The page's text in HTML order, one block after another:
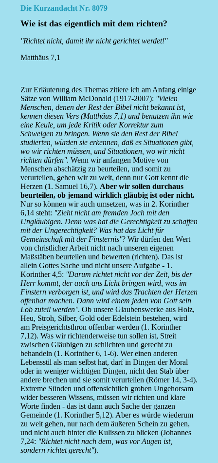
Die Kurzandacht Nr. 8079
Wie ist das eigentlich mit dem richten?
''Richtet nicht, damit ihr nicht gerichtet werdet!''
Matthäus 7,1
Zur Erläuterung des Themas zitiere ich am Anfang einige
Sätze von William McDonald (1917-2007): ''Vielen
Menschen, denen der Rest der Bibel nicht bekannt ist,
kennen diesen Vers (Matthäus 7,1) und benutzen ihn wie
eine Keule, um jede Kritik oder Korrektur zum
Schweigen zu bringen. Wenn sie den Rest der Bibel
studierten, würden sie erkennen, daß es Situationen gibt,
wo wir richten müssen, und Situationen, wo wir nicht
richten dürfen''. Wenn wir anfangen Motive von
Menschen abschätzig zu beurteilen, und somit zu
verurteilen, gehen wir zu weit, denn nur Gott kennt die
Herzen (1. Samuel 16,7). Aber wir sollen durchaus
beurteilen, ob jemand wirklich gläubig ist oder nicht.
Nur so können wir auch umsetzen, was in 2. Korinther
6,14 steht: ''Zieht nicht am fremden Joch mit den
Ungläubigen. Denn was hat die Gerechtigkeit zu schaffen
mit der Ungerechtigkeit? Was hat das Licht für
Gemeinschaft mit der Finsternis''? Wir dürfen den Wert
von christlicher Arbeit nicht nach unseren eigenen
Maßstäben beurteilen und bewerten (richten). Das ist
allein Gottes Sache und nicht unsere Aufgabe - 1.
Korinther 4,5: ''Darum richtet nicht vor der Zeit, bis der
Herr kommt, der auch ans Licht bringen wird, was im
Finstern verborgen ist, und wird das Trachten der Herzen
offenbar machen. Dann wird einem jeden von Gott sein
Lob zuteil werden''. Ob unsere Glaubenswerke aus Holz,
Heu, Stroh, Silber, Gold oder Edelstein bestehen, wird
am Preisgerichtsthron offenbar werden (1. Korinther
7,12). Was wir richtenderweise tun sollen ist, Streit
zwischen Gläubigen zu schlichten und gerecht zu
behandeln (1. Korinther 6, 1-6). Wer einen anderen
Lebensstil als man selbst hat, darf in Dingen der Moral
oder in weniger wichtigen Dingen, nicht den Stab über
andere brechen und sie somit verurteilen (Römer 14, 3-4).
Extreme Sünden und offensichtlich groben Ungehorsam
wider besseren Wissens, müssen wir richten und klare
Worte finden - das ist dann auch Sache der ganzen
Gemeinde (1. Korinther 5,12). Aber es würde wiederum
zu weit gehen, nur nach dem äußeren Schein zu gehen,
und nicht auch hinter die Kulissen zu blicken (Johannes
7,24: ''Richtet nicht nach dem, was vor Augen ist,
sondern richtet gerecht'').